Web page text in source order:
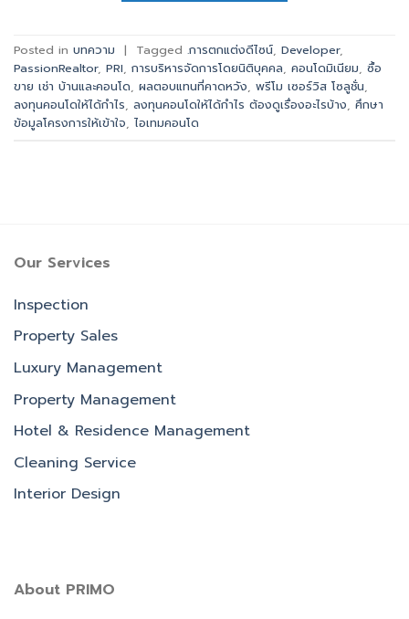
Posted in บทความ | Tagged .การตกแต่งดีไซน์, Developer,
PassionRealtor, PRI, การบริหารจัดการโดยนิติบุคคล, คอนโดมิเนียม, ซื้อ
ขาย เช่า บ้านและคอนโด, ผลตอบแทนที่คาดหวัง, พรีโม เซอร์วิส โซลูชั่น,
ลงทุนคอนโดให้ได้กำไร, ลงทุนคอนโดให้ได้กำไร ต้องดูเรื่องอะไรบ้าง, ศึกษา
ข้อมูลโครงการให้เข้าใจ, ไอเทมคอนโด
Our Services
Inspection
Property Sales
Luxury Management
Property Management
Hotel & Residence Management
Cleaning Service
Interior Design
About PRIMO